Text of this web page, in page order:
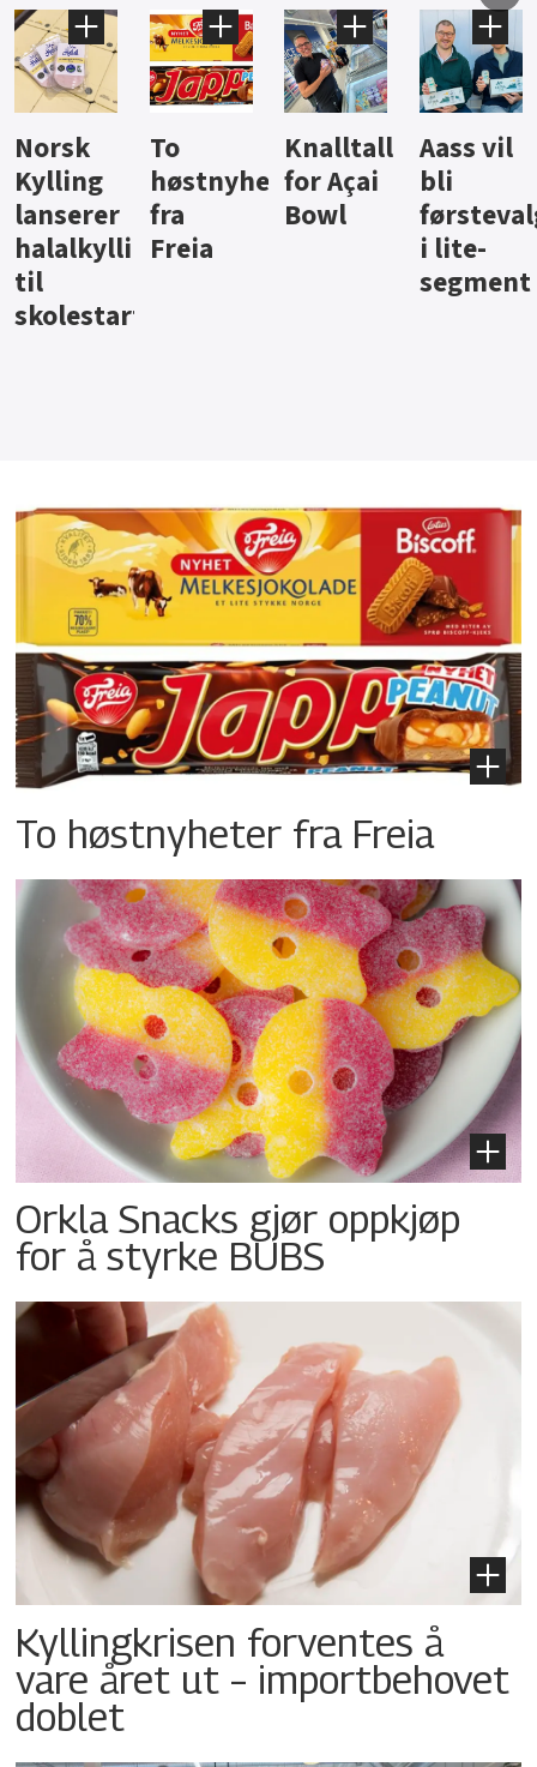
Knalltall
for Açai
Bowl
Aass vil
bli
førstevalg
i lite-
Brus og
jus fra
Berentsen
Hard
iste fra
Hansa
To høstnyheter fra Freia
Orkla Snacks gjør oppkjøp
for å styrke BUBS
Kyllingkrisen forventes å
vare året ut – importbehovet
doblet